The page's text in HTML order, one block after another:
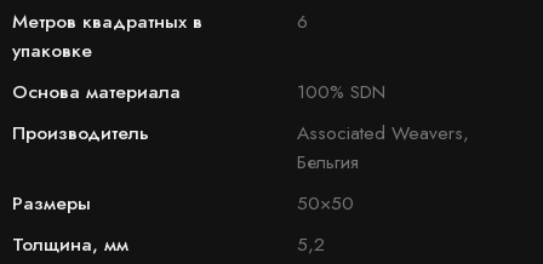
Метров квадратных в
упаковке
6
Основа материала
100% SDN
Производитель
Associated Weavers,
Бельгия
Размеры
50×50
Толщина, мм
5,2